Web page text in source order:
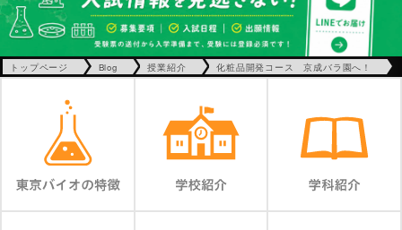
トップページ Blog 授業紹介 化粧品開発コース 京成バラ園へ！